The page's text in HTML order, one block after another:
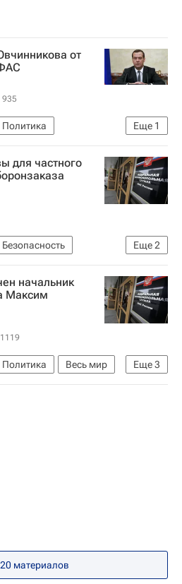
от
935
Еще 1
Политика
для частного
Еще2
Безопасность
Федеральная антимонопольная служба (ФАС России)
начальник
Максим
1119
Еще3
Политика
Весь мир
20 материалов